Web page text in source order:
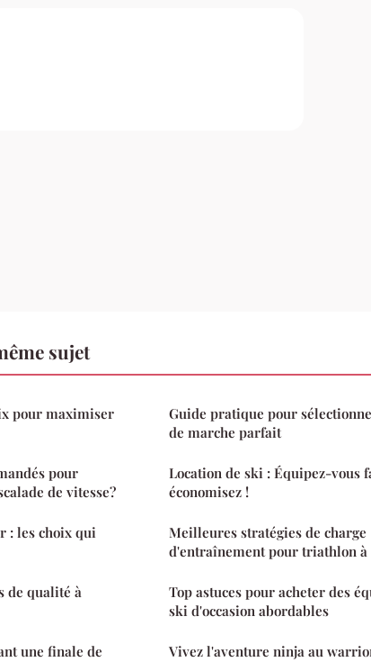
sujet
pour maximiser
pour
de vitesse?
: les choix qui
de qualité à
une finale de
Guide pratique pour
de marche parfait
Location de ski : Équipez-vous
économisez !
Meilleures stratégies de charge
d'entraînement pour triathlon à
Top astuces pour acheter des
ski d'occasion abordables
Vivez l'aventure ninja au